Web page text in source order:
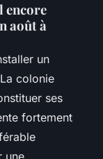
encore
août à
un
colonie
ses
fortement
une